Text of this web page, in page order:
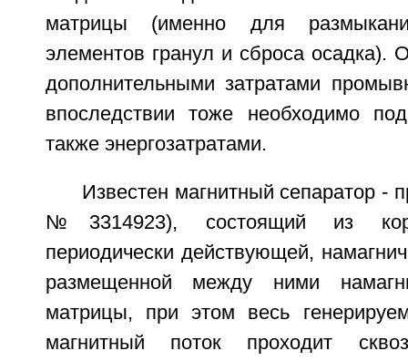
матрицы (именно для
элементов гранул и сброса осадка).
дополнительными затратами
впоследствии тоже необходимо
также энергозатратами.
Известен магнитный сепаратор -
№3314923), состоящий из
периодически действующей,
размещенной между ними
матрицы, при этом весь
магнитный поток проходит